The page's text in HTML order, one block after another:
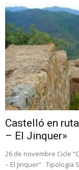
Castelló en
– El Jinquer»
26 de novembre Cicle
– El Jinquer” Tipologia